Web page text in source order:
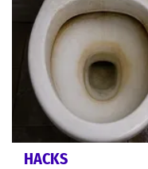
HACKS